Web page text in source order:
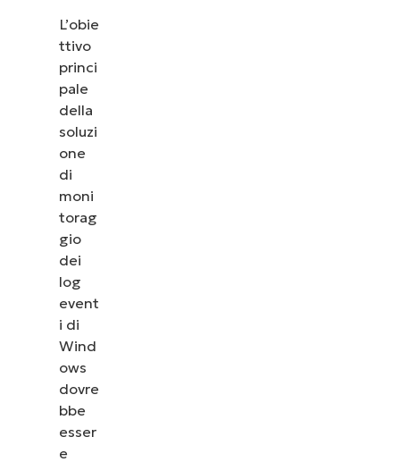
L’obie
ttivo
princi
pale
della
soluzi
one
di
moni
torag
gio
dei
log
event
i di
Wind
ows
dovre
bbe
esser
e